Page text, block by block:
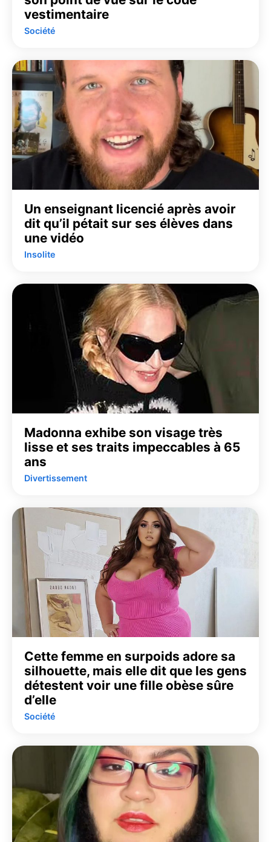
vestimentaire
Société
Un enseignant licencié après avoir
dit qu’il pétait sur ses élèves dans
une vidéo
Insolite
Madonna exhibe son visage très
lisse et ses traits impeccables à 65
ans
Divertissement
Cette femme en surpoids adore sa
silhouette, mais elle dit que les gens
détestent voir une fille obèse sûre
d’elle
Société